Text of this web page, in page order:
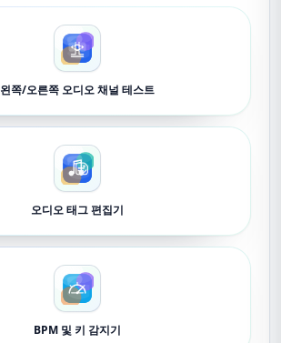
왼쪽/오른쪽 오디오 채널 테스트
오디오 태그 편집기
BPM 및 키 감지기